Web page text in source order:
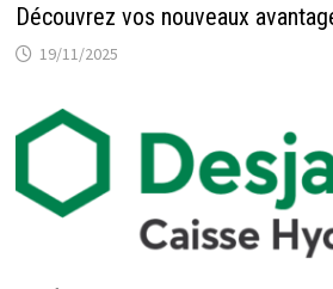
Découvrez vos nouveaux
19/11/2025